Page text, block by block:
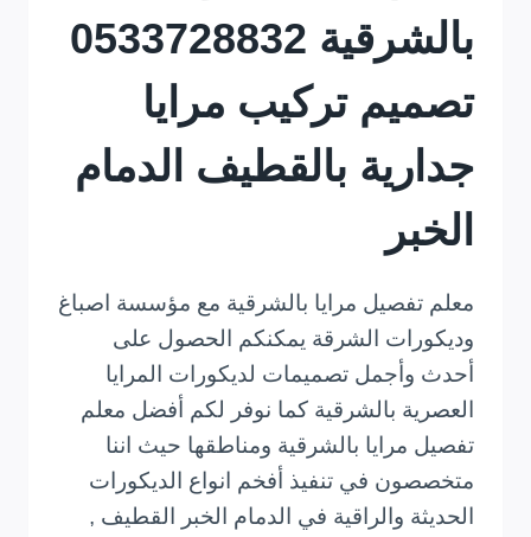
بالشرقية 0533728832
تصميم تركيب مرايا
جدارية بالقطيف الدمام
الخبر
معلم تفصيل مرايا بالشرقية مع مؤسسة اصباغ
وديكورات الشرقة يمكنكم الحصول على
أحدث وأجمل تصميمات لديكورات المرايا
العصرية بالشرقية كما نوفر لكم أفضل معلم
تفصيل مرايا بالشرقية ومناطقها حيث اننا
متخصصون في تنفيذ أفخم انواع الديكورات
الحديثة والراقية في الدمام الخبر القطيف ,